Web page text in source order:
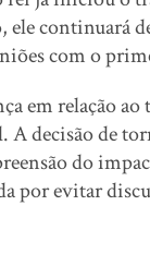
continuará
com o
em relação
A decisão de
do
evitar